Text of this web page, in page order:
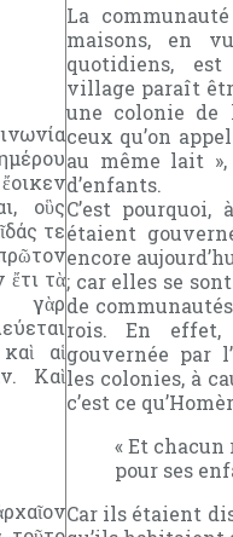
οὓς
τε
ἔτι τὰ
γὰρ
αἱ
Καὶ
La
maisons, en
quotidiens,
village paraît
une colonie de
ceux qu’on
au même lait
d’enfants.
C’est pourquoi,
étaient
encore
; car elles se
de
rois. En effet,
gouvernée par
les colonies, à
c’est ce
« Et
pour ses
Car ils étaient